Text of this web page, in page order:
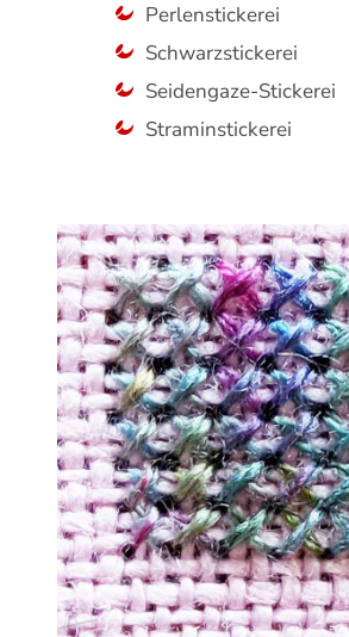
Perlenstickerei
Schwarzstickerei
Seidengaze-Stickerei
Straminstickerei